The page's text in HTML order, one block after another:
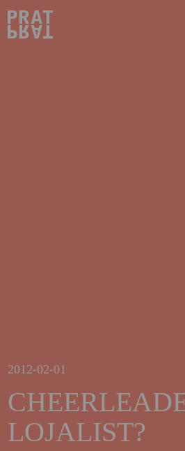
2012-02-01
LOJALIST?